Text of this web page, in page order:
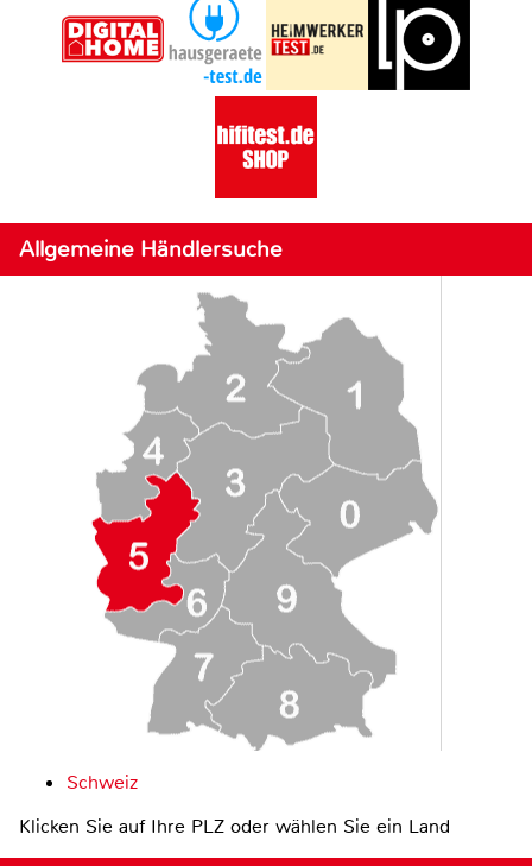
Allgemeine Händlersuche
Schweiz
Klicken Sie auf Ihre PLZ oder wählen Sie ein Land